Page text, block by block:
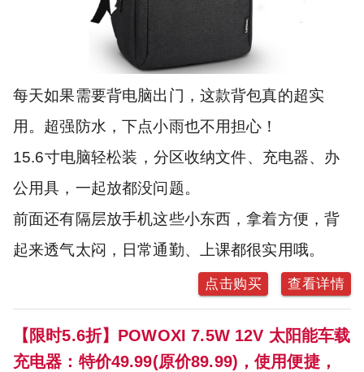
每天如果需要背电脑出门，这款背包真的超实
用。超强防水，下点小雨也不用担心！
15.6寸电脑轻松装，分区收纳文件、充电器、办
公用具，一起放都没问题。
前面还有隔层放手机这些小东西，拿着方便，背
起来透气太闷，日常通勤、上课都很实用哦。
点击购买 查看详情
【限时5.6折】POWOXI 7.5W 12V 太阳能车载
充电器：特价49.99(原价89.99)，使用便捷，